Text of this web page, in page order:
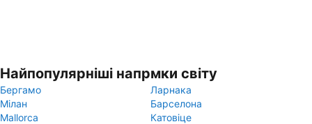
Найпопулярніші напрмки світу
Бергамо
Ларнака
Мілан
Барселона
Mallorca
Катовіце